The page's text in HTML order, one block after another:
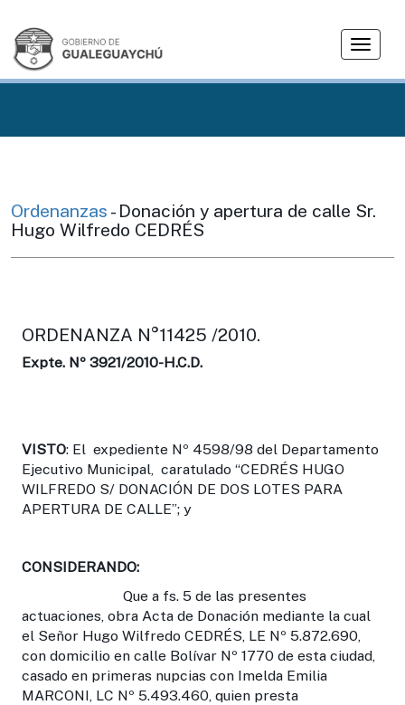
T
g
v
Ordenanzas - Donación y apertura de calle Sr.
Hugo Wilfredo CEDRÉS
ORDENANZA N°11425 /2010.
Expte. Nº 3921/2010-H.C.D.
VISTO: El expediente Nº 4598/98 del Departamento
Ejecutivo Municipal, caratulado “CEDRÉS HUGO
WILFREDO S/ DONACIÓN DE DOS LOTES PARA
APERTURA DE CALLE”; y
CONSIDERANDO:
Que a fs. 5 de las presentes
actuaciones, obra Acta de Donación mediante la cual
el Señor Hugo Wilfredo CEDRÉS, LE Nº 5.872.690,
con domicilio en calle Bolívar Nº 1770 de esta ciudad,
casado en primeras nupcias con Imelda Emilia
MARCONI, LC Nº 5.493.460, quien presta